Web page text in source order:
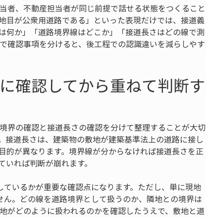
、不動産担当者が同じ前提で話せる状態をつくること
目が公衆用道路である」といった表現だけでは、接道義
か」「道路境界線はどこか」「接道長さはどの線で測
確認事項を分けると、後工程での認識違いを減らしやす
確認してから重ねて判断す
界の確認と接道長さの確認を分けて整理することが大切
道長さは、建築物の敷地が建築基準法上の道路に接し
が異なります。境界線が分からなければ接道長さを正
れば判断が崩れます。
いるかが重要な確認点になります。ただし、単に現地
。どの線を道路境界として扱うのか、隣地との境界は
がどのように扱われるのかを確認したうえで、敷地と道